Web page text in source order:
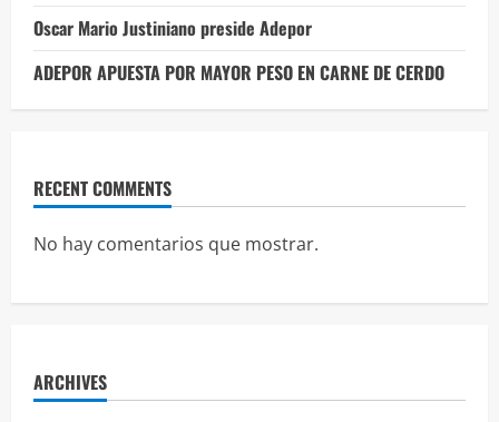
Oscar Mario Justiniano preside Adepor
ADEPOR APUESTA POR MAYOR PESO EN CARNE DE CERDO
RECENT COMMENTS
No hay comentarios que mostrar.
ARCHIVES